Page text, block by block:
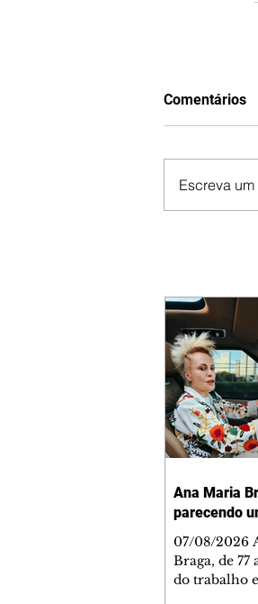
Comentários
Escreva
Ana Maria
parecendo
07/08/2026 A
Braga, de 77
do trabalho